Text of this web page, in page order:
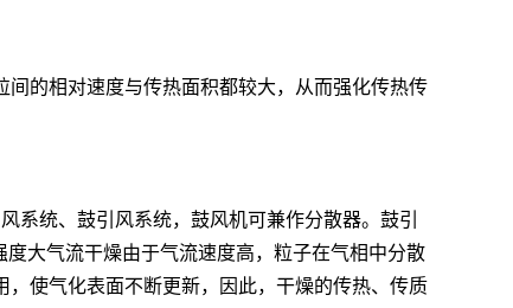
的相对速度与传热面积都较大，从而强化传热传
系统、鼓引风系统，鼓风机可兼作分散器。鼓引
大气流干燥由于气流速度高，粒子在气相中分散
使气化表面不断更新，因此，干燥的传热、传质